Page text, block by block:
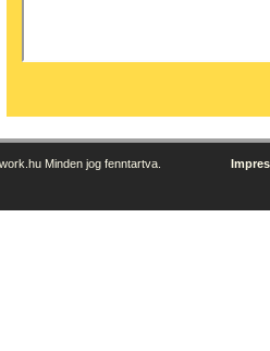
Minden jog fenntartva.